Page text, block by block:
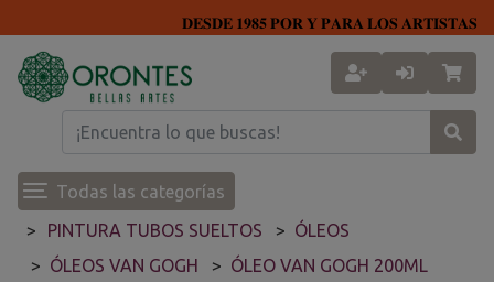
𝐃𝐄𝐒𝐃𝐄 𝟏𝟗𝟖𝟓 𝐏𝐎𝐑 𝐘 𝐏𝐀𝐑𝐀 𝐋𝐎𝐒 𝐀𝐑𝐓𝐈𝐒𝐓𝐀𝐒
Todas las categorías
PINTURA TUBOS SUELTOS
ÓLEOS
ÓLEOS VAN GOGH
ÓLEO VAN GOGH 200ML